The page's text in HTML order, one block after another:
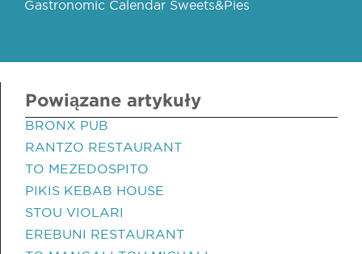
Gastronomic Calendar Sweets&Pies
Powiązane artykuły
BRONX PUB
RANTZO RESTAURANT
TO MEZEDOSPITO
PIKIS KEBAB HOUSE
STOU VIOLARI
EREBUNI RESTAURANT